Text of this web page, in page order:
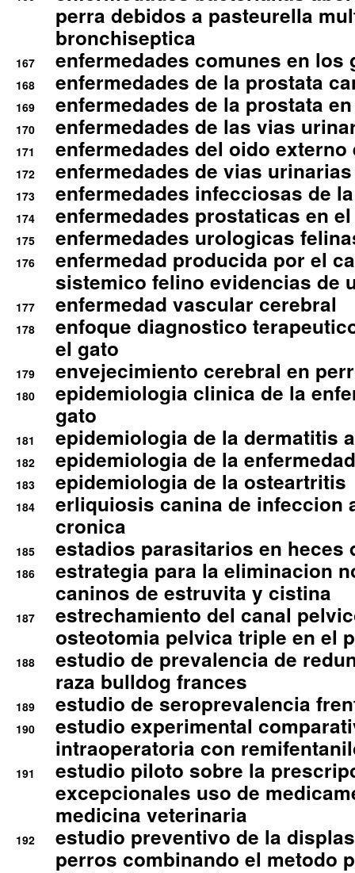
perra debidos a pasteurella
bronchiseptica
167 enfermedades comunes en los
168 enfermedades de la prostata
169 enfermedades de la prostata
170 enfermedades de las vias
171 enfermedades del oido
172 enfermedades de vias
173 enfermedades infecciosas de
174 enfermedades prostaticas en
175 enfermedades urologicas
176
enfermedad producida por el
sistemico felino evidencias de
177 enfermedad vascular cerebral
178
enfoque diagnostico
el gato
179 envejecimiento cerebral en
180
epidemiologia clinica de la
gato
181 epidemiologia de la dermatitis
182 epidemiologia de la
183 epidemiologia de la osteartritis
184
erliquiosis canina de infeccion
cronica
185 estadios parasitarios en heces
186
estrategia para la eliminacion
caninos de estruvita y cistina
187
estrechamiento del canal
osteotomia pelvica triple en el
188
estudio de prevalencia de
raza bulldog frances
189 estudio de seroprevalencia
190
estudio experimental
intraoperatoria con
191
estudio piloto sobre la
excepcionales uso de
medicina veterinaria
192
estudio preventivo de la
perros combinando el metodo